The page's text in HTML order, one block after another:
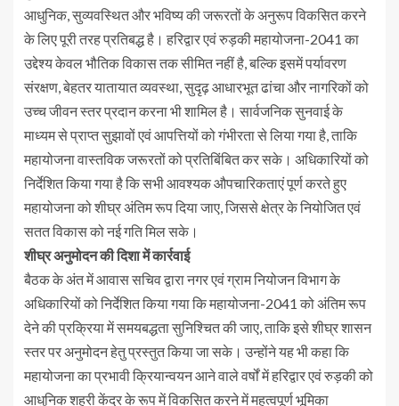
आधुनिक, सुव्यवस्थित और भविष्य की जरूरतों के अनुरूप विकसित करने
के लिए पूरी तरह प्रतिबद्ध है। हरिद्वार एवं रुड़की महायोजना-2041 का
उद्देश्य केवल भौतिक विकास तक सीमित नहीं है, बल्कि इसमें पर्यावरण
संरक्षण, बेहतर यातायात व्यवस्था, सुदृढ़ आधारभूत ढांचा और नागरिकों को
उच्च जीवन स्तर प्रदान करना भी शामिल है। सार्वजनिक सुनवाई के
माध्यम से प्राप्त सुझावों एवं आपत्तियों को गंभीरता से लिया गया है, ताकि
महायोजना वास्तविक जरूरतों को प्रतिबिंबित कर सके। अधिकारियों को
निर्देशित किया गया है कि सभी आवश्यक औपचारिकताएं पूर्ण करते हुए
महायोजना को शीघ्र अंतिम रूप दिया जाए, जिससे क्षेत्र के नियोजित एवं
सतत विकास को नई गति मिल सके।
शीघ्र अनुमोदन की दिशा में कार्रवाई
बैठक के अंत में आवास सचिव द्वारा नगर एवं ग्राम नियोजन विभाग के
अधिकारियों को निर्देशित किया गया कि महायोजना-2041 को अंतिम रूप
देने की प्रक्रिया में समयबद्धता सुनिश्चित की जाए, ताकि इसे शीघ्र शासन
स्तर पर अनुमोदन हेतु प्रस्तुत किया जा सके। उन्होंने यह भी कहा कि
महायोजना का प्रभावी क्रियान्वयन आने वाले वर्षों में हरिद्वार एवं रुड़की को
आधुनिक शहरी केंद्र के रूप में विकसित करने में महत्वपूर्ण भूमिका